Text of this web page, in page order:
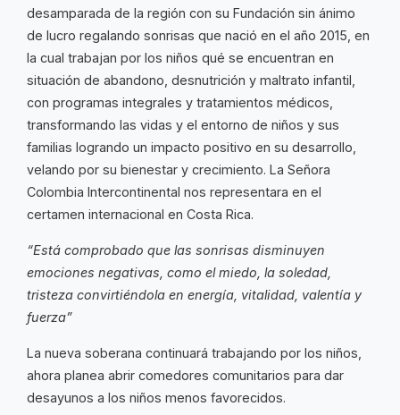
desamparada de la región con su Fundación sin ánimo
de lucro regalando sonrisas que nació en el año 2015, en
la cual trabajan por los niños qué se encuentran en
situación de abandono, desnutrición y maltrato infantil,
con programas integrales y tratamientos médicos,
transformando las vidas y el entorno de niños y sus
familias logrando un impacto positivo en su desarrollo,
velando por su bienestar y crecimiento. La Señora
Colombia Intercontinental nos representara en el
certamen internacional en Costa Rica.
“Está comprobado que las sonrisas disminuyen
emociones negativas, como el miedo, la soledad,
tristeza convirtiéndola en energía, vitalidad, valentía y
fuerza”
La nueva soberana continuará trabajando por los niños,
ahora planea abrir comedores comunitarios para dar
desayunos a los niños menos favorecidos.